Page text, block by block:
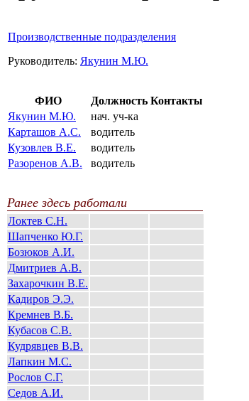
Производственные подразделения
Руководитель: Якунин М.Ю.
ФИО Должность Контакты
Якунин М.Ю.
нач. уч-ка
Карташов А.С.
водитель
Кузовлев В.Е.
водитель
Разоренов А.В.
водитель
Ранее здесь работали
Локтев С.Н.
Шапченко Ю.Г.
Бозюков А.И.
Дмитриев А.В.
Захарочкин В.Е.
Кадиров Э.Э.
Кремнев В.Б.
Кубасов С.В.
Кудрявцев В.В.
Лапкин М.С.
Рослов С.Г.
Седов А.И.